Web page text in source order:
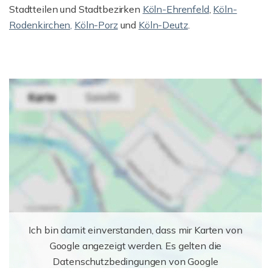
Stadtteilen und Stadtbezirken Köln-Ehrenfeld Köln-
Rodenkirchen, Köln-Porzund Köln-Deutz.
Ich bin damit einverstanden, dass mir Karten von
Google angezeigt werden. Es gelten die
Datenschutzbedingungen von Google